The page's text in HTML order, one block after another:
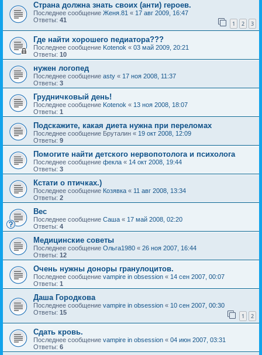
Страна должна знать своих (анти) героев.
Последнее сообщение Женя.81 « 17 авг 2009, 16:47
Ответы: 41 1 2 3
Где найти хорошего педиатора???
Последнее сообщение Kotenok « 03 май 2009, 20:21
Ответы: 10
нужен логопед
Последнее сообщение asty « 17 ноя 2008, 11:37
Ответы: 3
Грудничковый день!
Последнее сообщение Kotenok « 13 ноя 2008, 18:07
Ответы: 1
Подскажите, какая диета нужна при переломах
Последнее сообщение Бруталин « 19 окт 2008, 12:09
Ответы: 9
Помогите найти детского нервопотолога и психолога
Последнее сообщение фекла « 14 окт 2008, 19:44
Ответы: 3
Кстати о птичках.)
Последнее сообщение Козявка « 11 авг 2008, 13:34
Ответы: 2
Вес
Последнее сообщение Саша « 17 май 2008, 02:20
Ответы: 4
Медицинские советы
Последнее сообщение Ольга1980 « 26 ноя 2007, 16:44
Ответы: 12
Очень нужны доноры гранулоцитов.
Последнее сообщение vampire in obsession « 14 сен 2007, 00:07
Ответы: 1
Даша Городкова
Последнее сообщение vampire in obsession « 10 сен 2007, 00:30
Ответы: 15 1 2
Сдать кровь.
Последнее сообщение vampire in obsession « 04 июн 2007, 03:31
Ответы: 6